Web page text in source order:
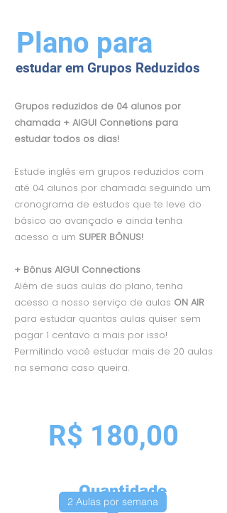
Plano para
estudar em Grupos Reduzidos
Grupos reduzidos de 04 alunos por
chamada + AIGUI Connetions para
estudar todos os dias!
Estude inglês em grupos reduzidos com
até 04 alunos por chamada seguindo um
cronograma de estudos que te leve do
básico ao avançado e ainda tenha
acesso a um SUPER BÔNUS!
+ Bônus AIGUI Connections
Além de suas aulas do plano, tenha
acesso a nosso serviço de aulas ON AIR
para estudar quantas aulas quiser sem
pagar 1 centavo a mais por isso!
Permitindo você estudar mais de 20 aulas
na semana caso queira.
R$ 180,00
Quantidade
de Aulas
2 Aulas por semana